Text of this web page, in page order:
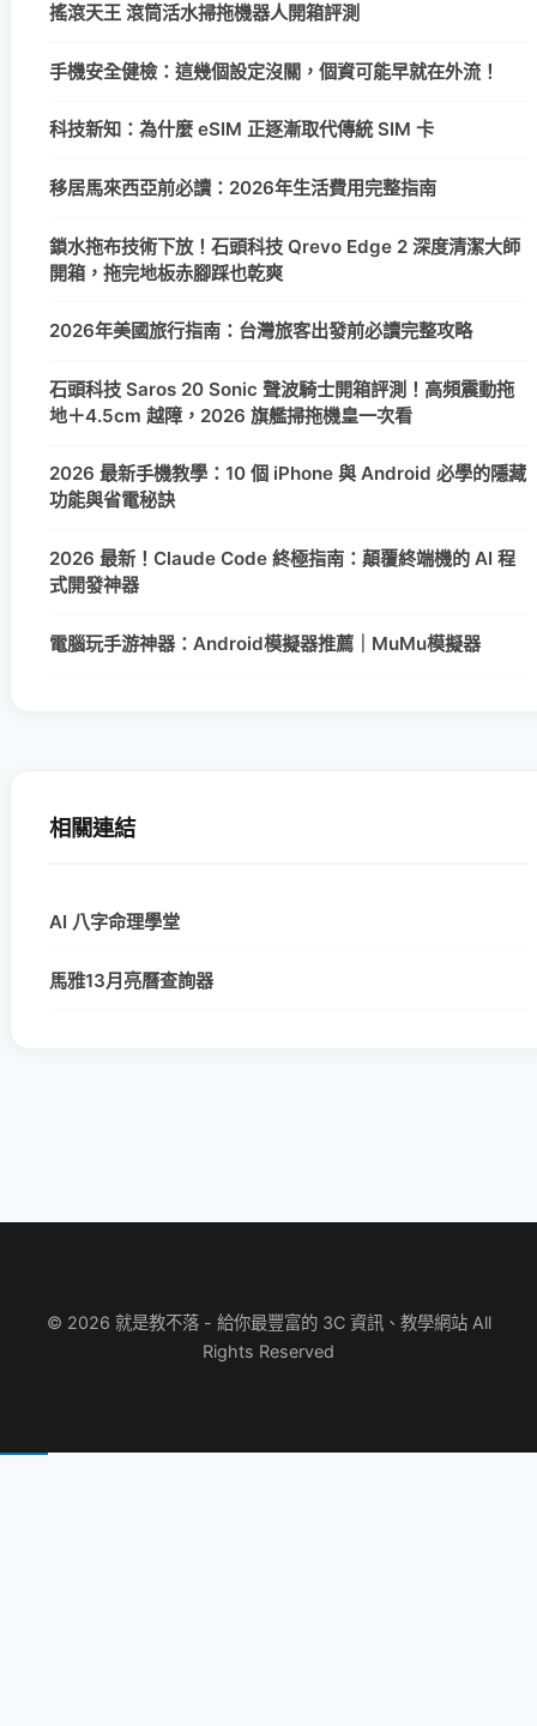
搖滾天王 滾筒活水掃拖機器人開箱評測
手機安全健檢：這幾個設定沒關，個資可能早就在外流！
科技新知：為什麼 eSIM 正逐漸取代傳統 SIM 卡
移居馬來西亞前必讀：2026年生活費用完整指南
鎖水拖布技術下放！石頭科技 Qrevo Edge 2 深度清潔大師
開箱，拖完地板赤腳踩也乾爽
2026年美國旅行指南：台灣旅客出發前必讀完整攻略
石頭科技 Saros 20 Sonic 聲波騎士開箱評測！高頻震動拖
地＋4.5cm 越障，2026 旗艦掃拖機皇一次看
2026 最新手機教學：10 個 iPhone 與 Android 必學的隱藏
功能與省電秘訣
2026 最新！Claude Code 終極指南：顛覆終端機的 AI 程
式開發神器
電腦玩手游神器：Android模擬器推薦｜MuMu模擬器
相關連結
AI 八字命理學堂
馬雅13月亮曆查詢器
© 2026 就是教不落 - 給你最豐富的 3C 資訊、教學網站 All
Rights Reserved